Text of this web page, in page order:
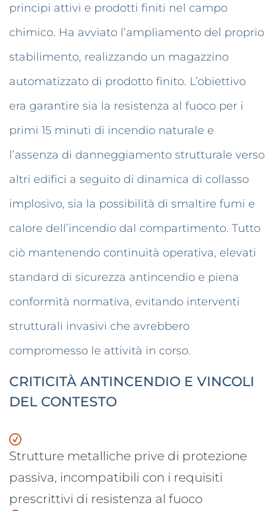
principi attivi e prodotti finiti nel campo
chimico. Ha avviato l’ampliamento del proprio
stabilimento, realizzando un magazzino
automatizzato di prodotto finito. L’obiettivo
era garantire sia la resistenza al fuoco per i
primi 15 minuti di incendio naturale e
l’assenza di danneggiamento strutturale verso
altri edifici a seguito di dinamica di collasso
implosivo, sia la possibilità di smaltire fumi e
calore dell’incendio dal compartimento. Tutto
ciò mantenendo continuità operativa, elevati
standard di sicurezza antincendio e piena
conformità normativa, evitando interventi
strutturali invasivi che avrebbero
compromesso le attività in corso.
CRITICITÀ ANTINCENDIO E VINCOLI
DEL CONTESTO
Strutture metalliche prive di protezione
passiva, incompatibili con i requisiti
prescrittivi di resistenza al fuoco